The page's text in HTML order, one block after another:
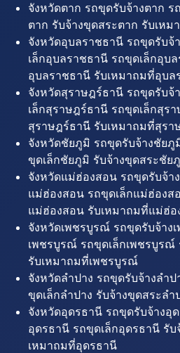
จังหวัดตาก รถขุดรับจ้างตาก ร
ตาก รับจ้างขุดสระตาก รับเหม
จังหวัดอุบลราชธานี รถขุดรับจ้
เล็กอุบลราชธานี รถขุดเล็กอุบ
อุบลราชธานี รับเหมาถมที่อุบล
จังหวัดสุราษฎร์ธานี รถขุดรับจ้
เล็กสุราษฎร์ธานี รถขุดเล็กสุร
สุราษฎร์ธานี รับเหมาถมที่สุรา
จังหวัดชัยภูมิ รถขุดรับจ้างชัย
ขุดเล็กชัยภูมิ รับจ้างขุดสระชั
จังหวัดแม่ฮ่องสอน รถขุดรับจ้า
แม่ฮ่องสอน รถขุดเล็กแม่ฮ่องส
แม่ฮ่องสอน รับเหมาถมที่แม่ฮ่อ
จังหวัดเพชรบูรณ์ รถขุดรับจ้าง
เพชรบูรณ์ รถขุดเล็กเพชรบูรณ์
รับเหมาถมที่เพชรบูรณ์
จังหวัดลำปาง รถขุดรับจ้างลำ
ขุดเล็กลำปาง รับจ้างขุดสระล
จังหวัดอุดรธานี รถขุดรับจ้างอุ
อุดรธานี รถขุดเล็กอุดรธานี รั
เหมาถมที่อุดรธานี